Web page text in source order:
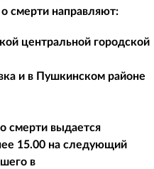
смерти направляют:
центральной городской
и в Пушкинском районе
смерти выдается
15.00 на следующий
в